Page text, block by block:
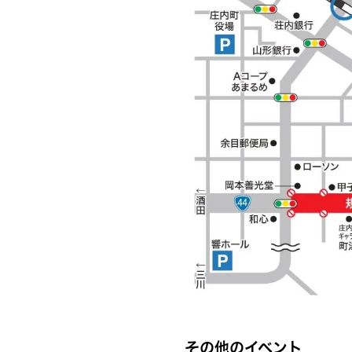
その他のイベント